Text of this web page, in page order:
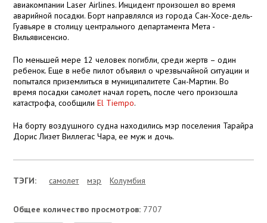
авиакомпании Laser Airlines. Инцидент произошел во время
аварийной посадки. Борт направлялся из города Сан-Хосе-дель-
Гуавьяре в столицу центрального департамента Мета -
Вильявисенсио.
По меньшей мере 12 человек погибли, среди жертв – один
ребенок. Еще в небе пилот объявил о чрезвычайной ситуации и
попытался приземлиться в муниципалитете Сан-Мартин. Во
время посадки самолет начал гореть, после чего произошла
катастрофа, сообщилиEl Tiempo.
На борту воздушного судна находились мэр поселения Тарайра
Дорис Лизет Виллегас Чара, ее муж и дочь.
ТЭГИ: самолет мэр Колумбия
Общее количество просмотров: 7707